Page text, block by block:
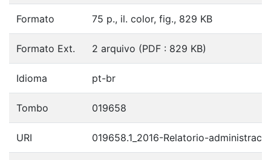
Formato 75 p., il. color, fig., 829 KB
Formato Ext. 2 arquivo (PDF : 829 KB)
Idioma pt-br
Tombo 019658
URI 019658.1_2016-Relatorio-